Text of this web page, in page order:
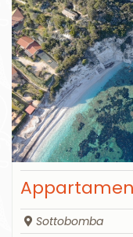
Sottobomba